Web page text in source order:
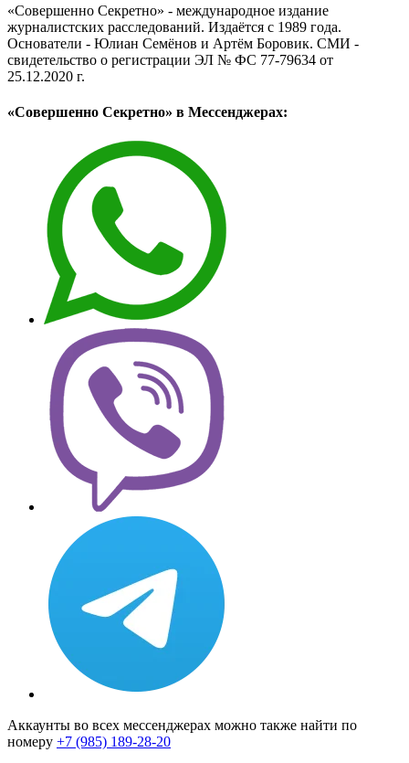
«Совершенно Секретно» - международное издание
журналистских расследований. Издаётся с 1989 года.
Основатели - Юлиан Семёнов и Артём Боровик. CМИ -
свидетельство о регистрации ЭЛ № ФС 77-79634 от
25.12.2020 г.
«Совершенно Секретно» в Мессенджерах:
Аккаунты во всех мессенджерах можно также найти по
номеру +7 (985) 189-28-20